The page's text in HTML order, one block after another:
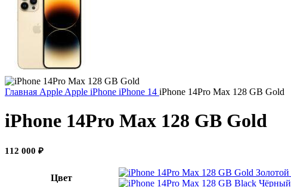
Главная Apple Apple iPhone iPhone 14 iPhone 14Pro Max 128 GB Gold
iPhone 14Pro Max 128 GB Gold
112 000 ₽
Цвет
Золотой
Чёрный